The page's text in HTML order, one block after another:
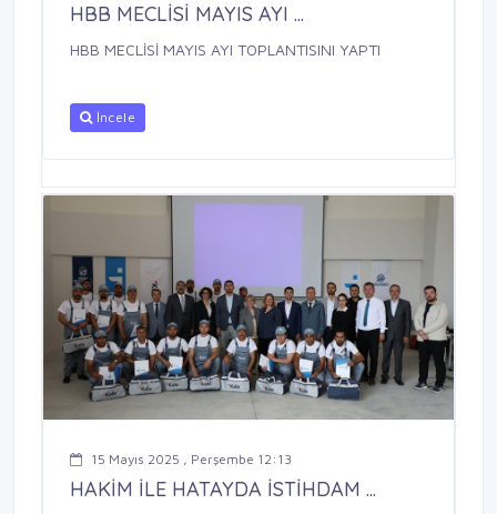
HBB MECLİSİ MAYIS AYI ...
HBB MECLİSİ MAYIS AYI TOPLANTISINI YAPTI
İncele
15 Mayıs 2025 , Perşembe 12:13
HAKİM İLE HATAYDA İSTİHDAM ...